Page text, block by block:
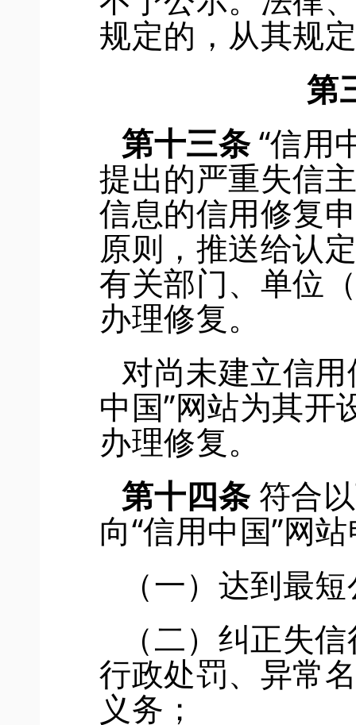
规定的，从其规
第
第十三条“信用
提出的严重失信
信息的信用修复
原则， 推送给认
有关部门、单位
办理修复。
对尚未建立信
中国”网站为其开
办理修复。
第十四条 符合
向“信用中国”网
（一）达到最
（二）纠正失
行政处罚、异常
义务；